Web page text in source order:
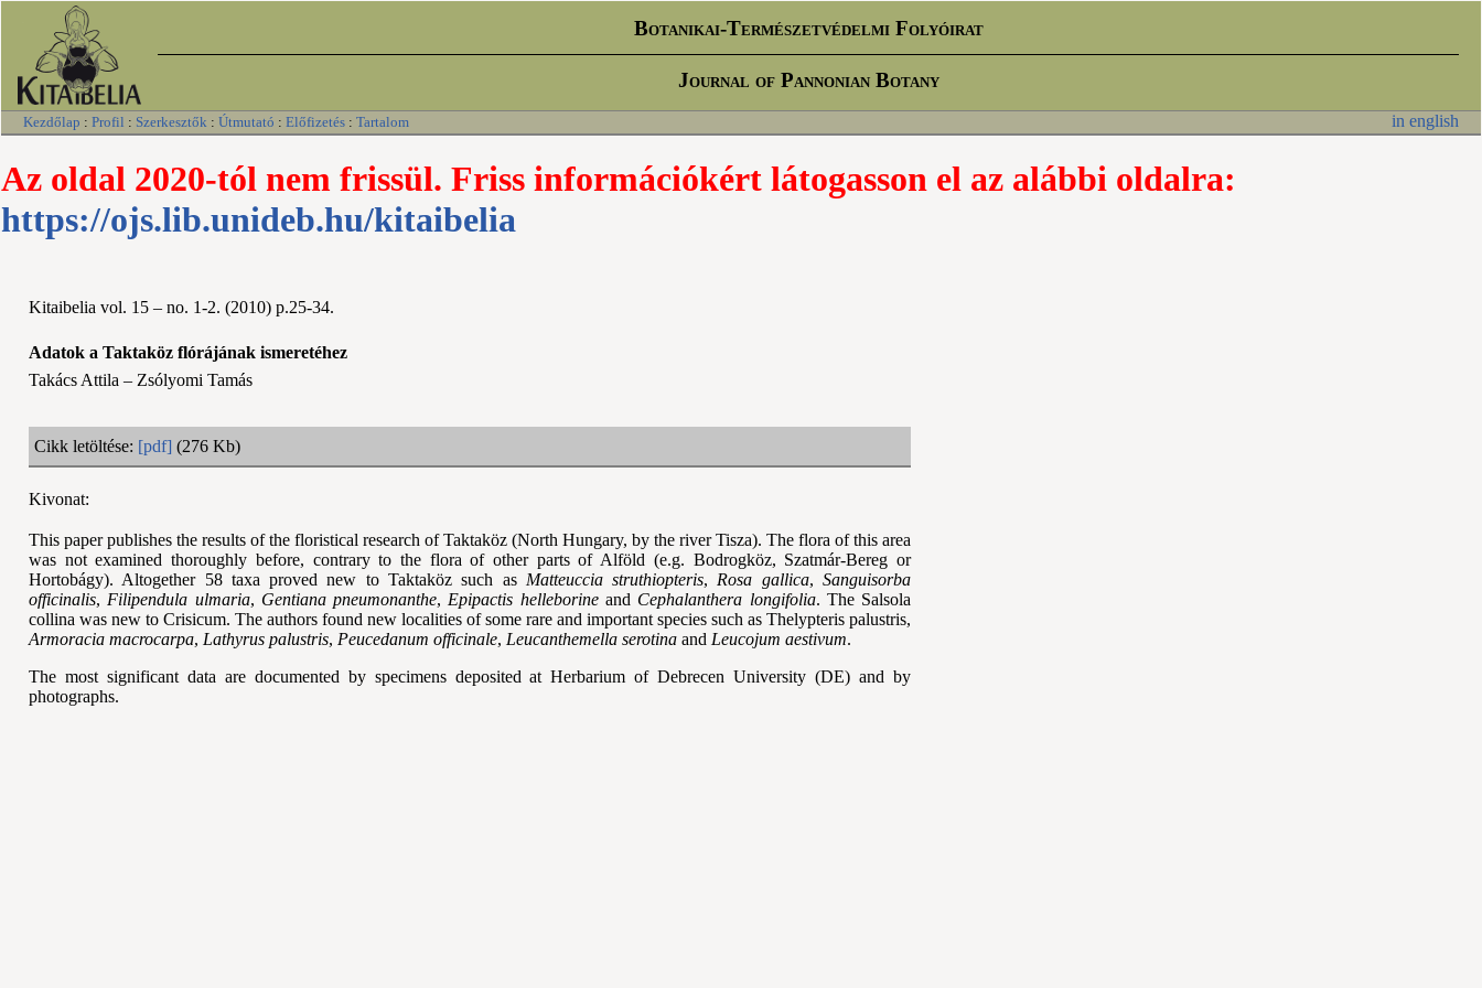
Botanikai-Természetvédelmi Folyóirat
Journal of Pannonian Botany
Kezdőlap : Profil : Szerkesztők : Útmutató : Előfizetés : Tartalom in english
Az oldal 2020-tól nem frissül. Friss információkért látogasson el az alábbi oldalra:
https://ojs.lib.unideb.hu/kitaibelia
Kitaibelia vol. 15 – no. 1-2. (2010) p.25-34.
Adatok a Taktaköz flórájának ismeretéhez
Takács Attila – Zsólyomi Tamás
Cikk letöltése: [pdf] (276 Kb)
Kivonat:
This paper publishes the results of the floristical research of Taktaköz (North Hungary, by the river Tisza). The flora of this area
was not examined thoroughly before, contrary to the flora of other parts of Alföld (e.g. Bodrogköz, Szatmár-Bereg or
Hortobágy). Altogether 58 taxa proved new to Taktaköz such as Matteuccia struthiopteris, Rosa gallica,Sanguisorba
officinalis, Filipendula ulmaria, Gentiana pneumonanthe, Epipactis helleborineand Cephalanthera longifolia. The Salsola
collina was new to Crisicum. The authors found new localities of some rare and important species such as Thelypteris palustris,
Armoracia macrocarpa, Lathyrus palustris, Peucedanum officinale, Leucanthemella serotina and Leucojum aestivum.
The most significant data are documented by specimens deposited at Herbarium of Debrecen University (DE) and by
photographs.